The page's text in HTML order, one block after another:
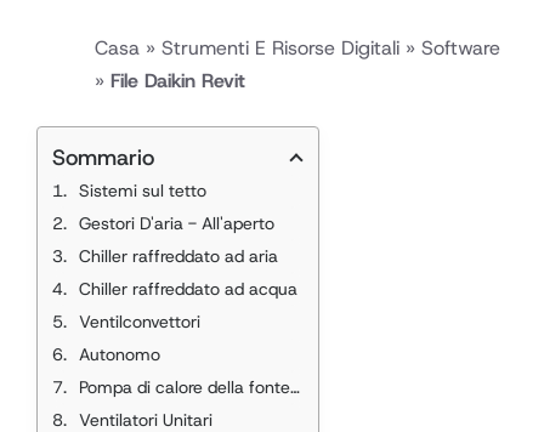
Casa » Strumenti E Risorse Digitali » Software
» File Daikin Revit
Sommario
Sistemi sul tetto
Gestori D'aria - All'aperto
Chiller raffreddato ad aria
Chiller raffreddato ad acqua
Ventilconvettori
Autonomo
Pompa di calore della fonte d'acqua
Ventilatori Unitari